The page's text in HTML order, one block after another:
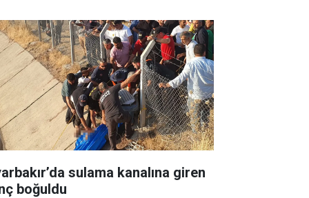
sulama kanalına giren
boğuldu